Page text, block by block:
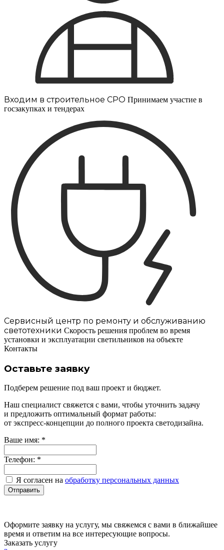
Входим в строительное СРО Принимаем участие в
госзакупках и тендерах
Сервисный центр по ремонту и обслуживанию
светотехники Скорость решения проблем во время
установки и эксплуатации светильников на объекте
Контакты
Оставьте заявку
Подберем решение под ваш проект и бюджет.
Наш специалист свяжется с вами, чтобы уточнить задачу
и предложить оптимальный формат работы:
от экспресс-концепции до полного проекта светодизайна.
Ваше имя: *
Телефон: *
Я согласен на обработку персональных данных
Отправить
Оформите заявку на услугу, мы свяжемся с вами в ближайшее
время и ответим на все интересующие вопросы.
Заказать услугу